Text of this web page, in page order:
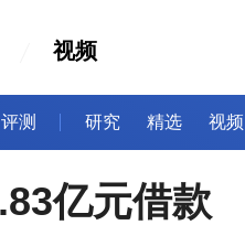
视频
评测 研究 精选 视频
亿元借款